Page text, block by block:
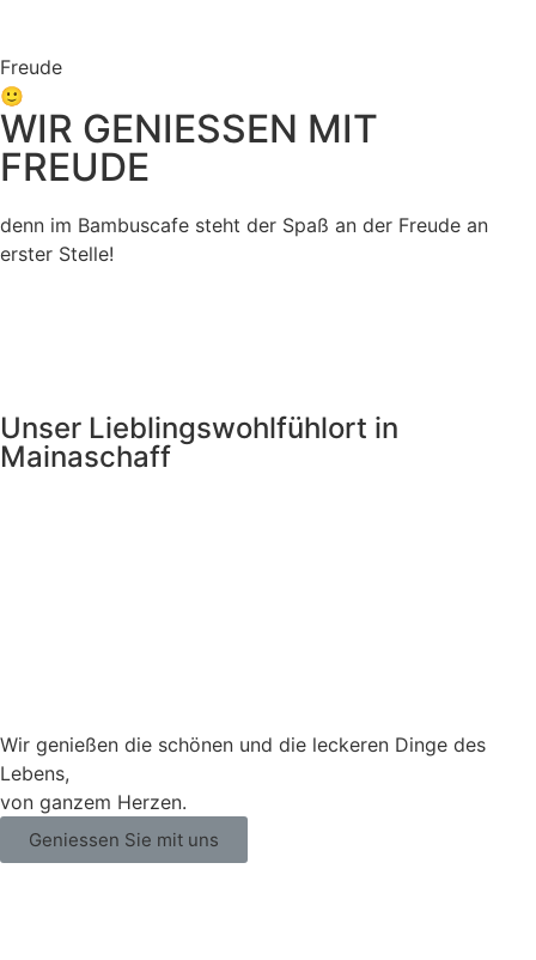
🙂
WIR GENIESSEN MIT
FREUDE
denn im Bambuscafe steht der Spaß an der Freude an
erster Stelle!
Freude
Unser Lieblingswohlfühlort in
Mainaschaff
Wir genießen die schönen und die leckeren Dinge des
Lebens,
von ganzem Herzen.
Geniessen Sie mit uns